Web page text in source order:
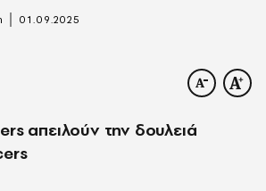
01.09.2025
απειλούν την δουλειά